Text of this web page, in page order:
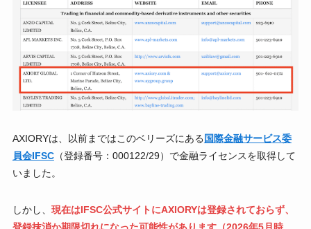
AXIORYは、以前まではこのベリーズにある 国際金融サービス委
員会IFSC（登録番号：000122/29）で金融ライセンスを取得して
いました。
しかし、 現在はIFSC公式サイトにAXIORYは登録されておらず、